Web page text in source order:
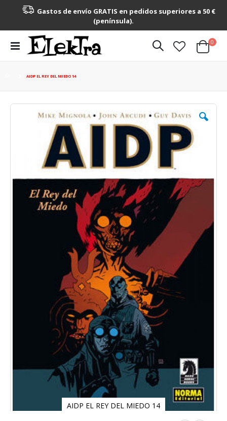
Gastos de envío GRATIS en pedidos superiores a 50 €
(península).
Toggle
Nav
Cart
0
AIDP EL REY DEL MIEDO 14
Saltar
AIDP EL REY DEL MIEDO 14